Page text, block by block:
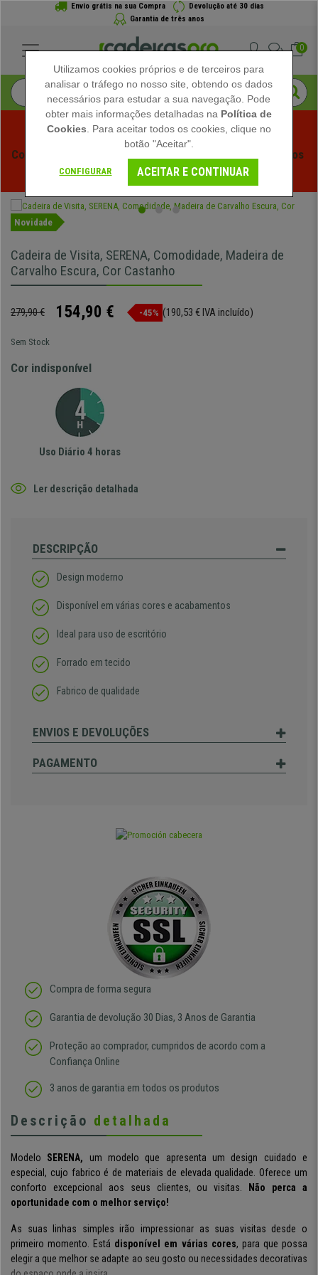
Envio grátis na sua Compra
Devolução até 30 dias
Garantia de três anos
0
Começam os Saldos de Verão em Cadeiraspro! Descontos
Exclusivos por Tempo Limitado - Ver Promoção
Novidade
Cadeira de Visita, SERENA, Comodidade, Madeira de
Carvalho Escura, Cor Castanho
279,90 € 154,90 € -45% (190,53 € IVA incluído)
Sem Stock
Cor indisponível
Uso Diário 4 horas
Ler descrição detalhada
DESCRIPÇÃO
Design moderno
Disponível em várias cores e acabamentos
Ideal para uso de escritório
Forrado em tecido
Fabrico de qualidade
ENVIOS E DEVOLUÇÕES
PAGAMENTO
Compra de forma segura
Garantia de devolução 30 Dias, 3 Anos de Garantia
Proteção ao comprador, cumpridos de acordo com a
Confiança Online
3 anos de garantia em todos os produtos
Descrição detalhada
Modelo SERENA, um modelo que apresenta um design cuidado e
especial, cujo fabrico é de materiais de elevada qualidade. Oferece um
conforto excepcional aos seus clientes, ou visitas. Não perca a
oportunidade com o melhor serviço!
As suas linhas simples irão impressionar as suas visitas desde o
primeiro momento. Está disponível em várias cores, para que possa
elegir a que melhor se adapte ao seu gosto ou necessidades decorativas
Utilizamos cookies próprios e de terceiros para
analisar o tráfego no nosso site, obtendo os dados
necessários para estudar a sua navegação. Pode
obter mais informações detalhadas na Política de
Cookies . Para aceitar todos os cookies, clique no
botão "Aceitar".
CONFIGURAR ACEITAR E CONTINUAR